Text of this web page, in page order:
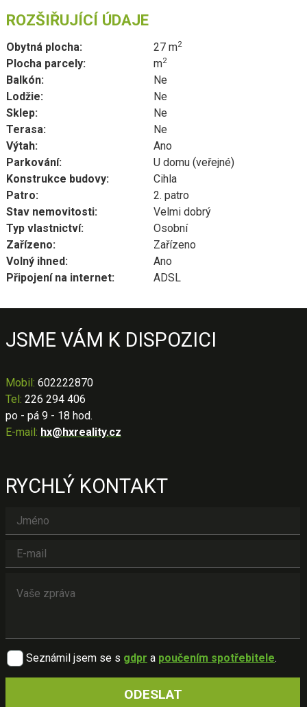
ROZŠIŘUJÍCÍ ÚDAJE
Obytná plocha: 27 m2
Plocha parcely: m2
Balkón:
Ne
Lodžie:
Ne
Sklep:
Ne
Terasa:
Ne
Výtah:
Ano
Parkování:
U domu (veřejné)
Konstrukce budovy:
Cihla
Patro:
2. patro
Stav nemovitosti:
Velmi dobrý
Typ vlastnictví:
Osobní
Zařízeno:
Zařízeno
Volný ihned:
Ano
Připojení na internet:
ADSL
JSME VÁM K DISPOZICI
Mobil: 602222870
Tel: 226 294 406
po - pá 9 - 18 hod.
E-mail: hx@hxreality.cz
RYCHLÝ KONTAKT
Seznámil jsem se s gdpr a poučením spotřebitele.